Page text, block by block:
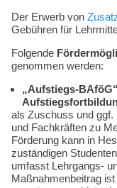
Der Erwerb von
Gebühren für
Folgende
genommen werden:
„Aufstiegs-BAföG“
als Zuschuss und ggf.
und Fachkräften zu
Förderung kann in
zuständigen
umfasst Lehrgangs-
Maßnahmenbeitrag